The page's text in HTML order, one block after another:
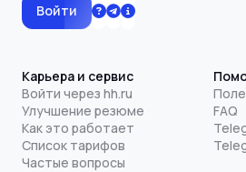
Войти
Карьера и сервис
Войти через hh.ru
Улучшение резюме
Как это работает
Список тарифов
Частые вопросы
FAQ